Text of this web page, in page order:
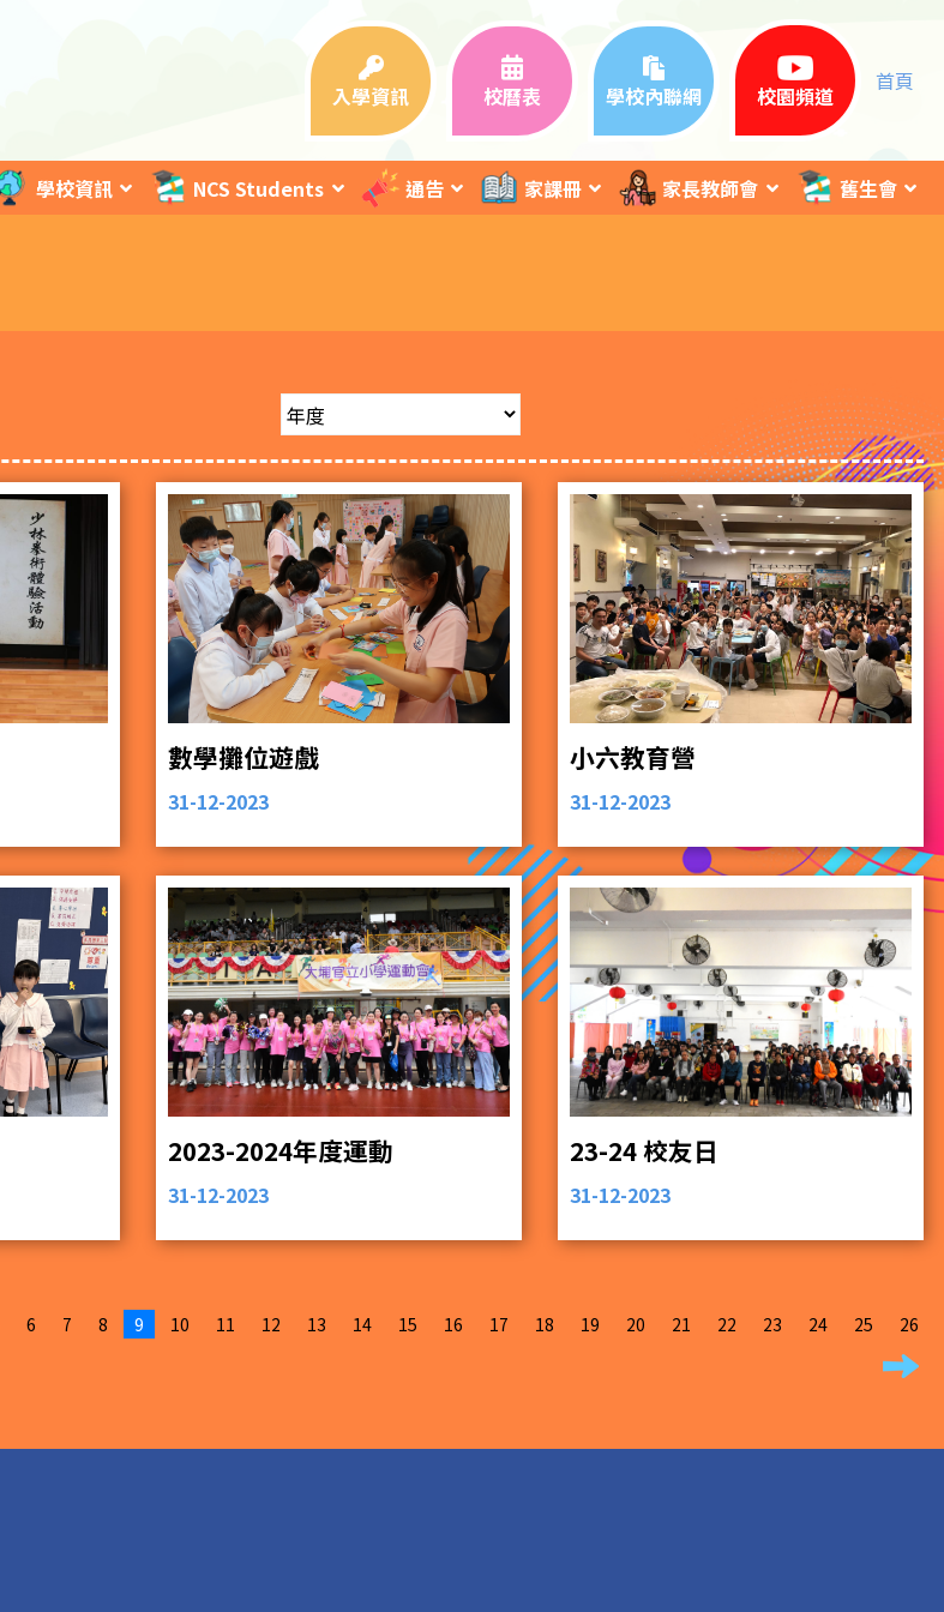
入學資訊 校曆表 學校內聯網 校園頻道
首頁
學校資訊 NCS Students 通告 家課冊 家長教師會 舊生會
數學攤位遊戲
31-12-2023
小六教育營
31-12-2023
2023-2024年度運動
31-12-2023
23-24 校友日
31-12-2023
6 7 8 9 10 11 12 13 14 15 16 17 18 19 20 21 22 23 24 25 26